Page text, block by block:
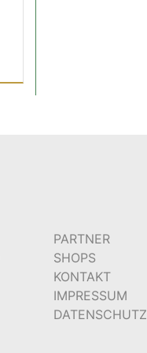
PARTNER
SHOPS
KONTAKT
IMPRESSUM
DATENSCHUTZ